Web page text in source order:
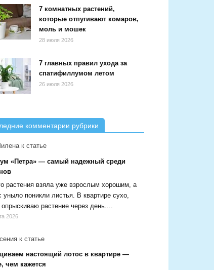
7 комнатных растений,
которые отпугивают комаров,
моль и мошек
28 июля 2026
7 главных правил ухода за
спатифиллумом летом
26 июля 2026
комментарии рубрики
к статье
«Петра» — самый надежный среди
растения взяла уже взрослым хорошим, а
уныло поникли листья. В квартире сухо,
растение через день....
2026
к статье
настоящий лотос в квартире —
чем кажется